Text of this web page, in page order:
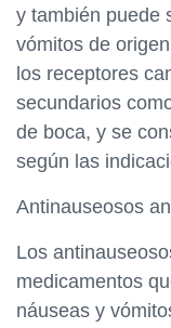
y también puede
vómitos de
los receptores
secundarios
de boca, y se
según las
Antinauseosos
Los
medicamentos
náuseas y